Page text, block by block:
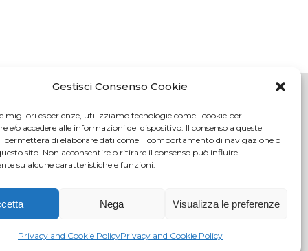
Gestisci Consenso Cookie
migliori esperienze, utilizziamo tecnologie come i cookie per
e/o accedere alle informazioni del dispositivo. Il consenso a queste
permetterà di elaborare dati come il comportamento di navigazione o
sito. Non acconsentire o ritirare il consenso può influire
su alcune caratteristiche e funzioni.
Nega Visualizza le preferenze
Privacy and Cookie PolicyPrivacy and Cookie Policy
(FI)
delle
2000) -
Euro